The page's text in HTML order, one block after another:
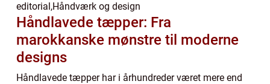
editorial,Håndværk og design
Håndlavede tæpper: Fra
marokkanske mønstre til moderne
designs
Håndlavede tæpper har i århundreder været mere end